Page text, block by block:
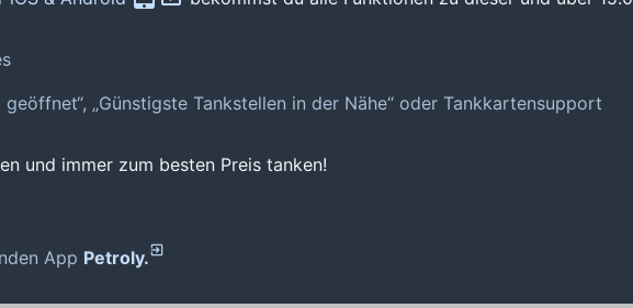
„Günstigste Tankstellen in der Nähe“ oder Tankkartensupport
und immer zum besten Preis tanken!
App Petroly.